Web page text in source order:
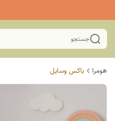
جستجو
هومرا باکس وسایل